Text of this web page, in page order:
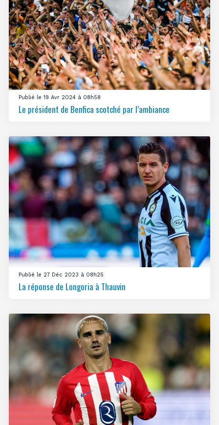
Publié le 19 Avr 2024 à 08h58
Le président de Benfica scotché par l’ambiance
Publié le 27 Déc 2023 à 08h25
La réponse de Longoria à Thauvin